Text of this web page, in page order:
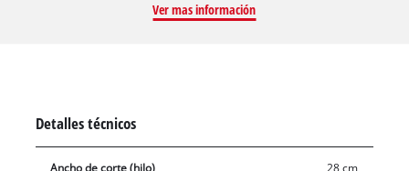
pueden trabajar sin esfuerzo. Las baterías con celdas de iones
comodidad perfecta. Por medio del larguero de guiado
Ver mas información
Detalles técnicos
Ancho de corte (hilo) 28 cm